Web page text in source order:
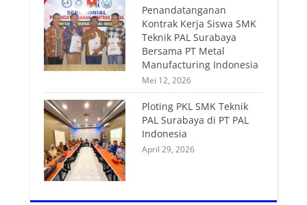
Penandatanganan
Kontrak Kerja Siswa SMK
Teknik PAL Surabaya
Bersama PT Metal
Manufacturing Indonesia
Mei 12, 2026
Ploting PKL SMK Teknik
PAL Surabaya di PT PAL
Indonesia
April 29, 2026